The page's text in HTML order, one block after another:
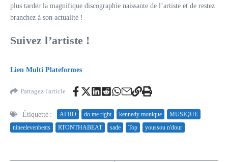
plus tarder la magnifique discographie naissante de l’artiste et de restez
branchez à son actualité !
Suivez l’artiste !
Lien Multi Plateformes
Partagez l'article
Étiquetté : AFRO do me right kennedy monique
MUSIQUE
nineelevenbeats
RTONTHABEAT sade Top youssou n'dour